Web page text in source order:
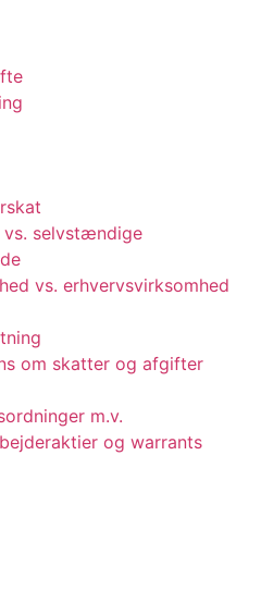
vs. selvstændige
vs. erhvervsvirksomhed
om skatter og afgifter
m.v.
og warrants